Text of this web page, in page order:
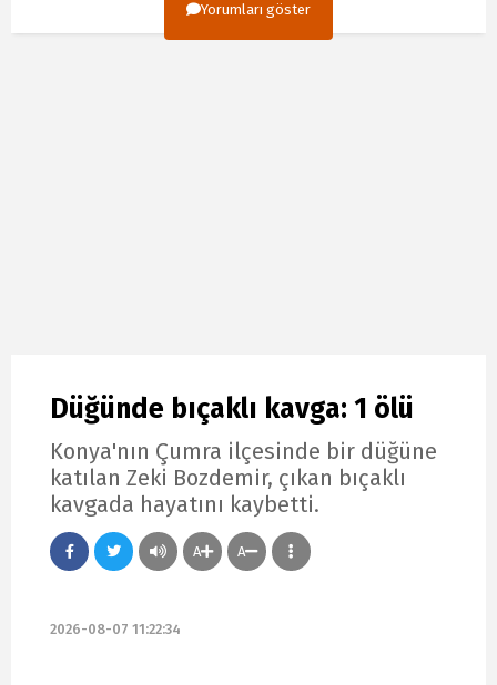
Yorumları göster
Düğünde bıçaklı kavga: 1 ölü
Konya'nın Çumra ilçesinde bir düğüne
katılan Zeki Bozdemir, çıkan bıçaklı
kavgada hayatını kaybetti.
A A
2026-08-07 11:22:34